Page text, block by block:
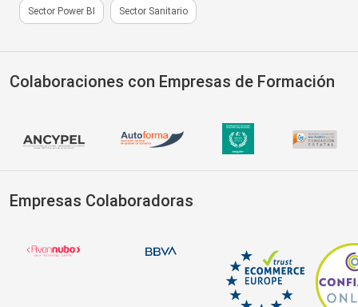
Sector Power BI Sector Sanitario
Colaboraciones con Empresas de Formación
Empresas Colaboradoras